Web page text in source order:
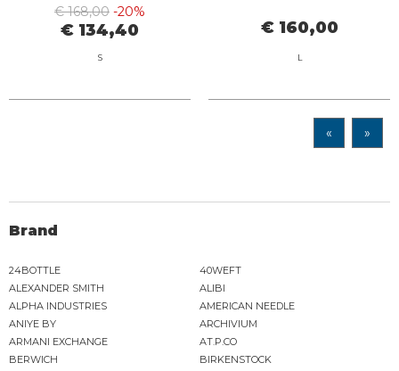
€ 168,00 -20%
€ 134,40
S
€ 160,00
L
« »
Brand
24BOTTLE
40WEFT
ALEXANDER SMITH
ALIBI
ALPHA INDUSTRIES
AMERICAN NEEDLE
ANIYE BY
ARCHIVIUM
ARMANI EXCHANGE
AT.P.CO
BERWICH
BIRKENSTOCK